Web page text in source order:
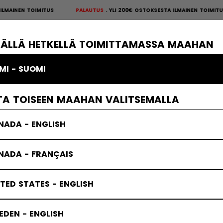
HETKELLÄ TOIMITTAMASSA MAAHAN
- SUOMI
TOISEEN MAAHAN VALITSEMALLA
- ENGLISH
- FRANÇAIS
STATES - ENGLISH
- ENGLISH
TOIMITUSPALAUTUS YLI 200€ OSTOKSESTA ILMAINEN TOIMITUS
MAALIVAHTI VAATTEET